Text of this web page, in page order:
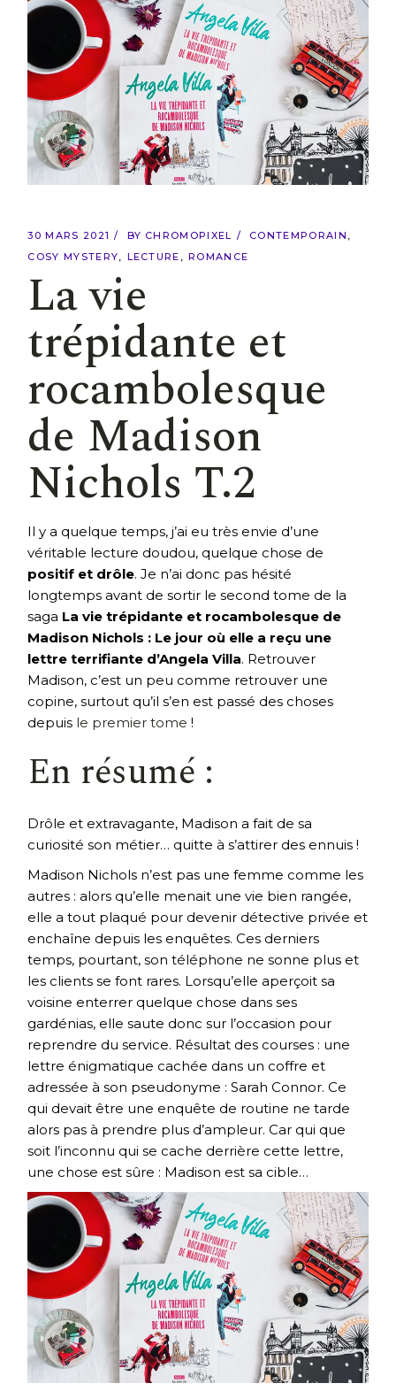
30 MARS 2021 BY CHROMOPIXEL
CONTEMPORAIN
COSY MYSTERY
LECTURE ROMANCE
La vie
trépidante et
rocambolesque
de Madison
Nichols T.2
Il y a quelque temps, j’ai eu très envie d’une
véritable lecture doudou, quelque chose de
positif et drôle. Je n’ai donc pas hésité
longtemps avant de sortir le second tome de la
saga La vie trépidante et rocambolesque de
Madison Nichols : Le jour où elle a reçu une
lettre terrifiante d’Angela Villa. Retrouver
Madison, c’est un peu comme retrouver une
copine, surtout qu’il s’en est passé des choses
depuis le premier tome !
En résumé :
Drôle et extravagante, Madison a fait de sa
curiosité son métier… quitte à s’attirer des ennuis !
Madison Nichols n’est pas une femme comme les
autres : alors qu’elle menait une vie bien rangée,
elle a tout plaqué pour devenir détective privée et
enchaîne depuis les enquêtes. Ces derniers
temps, pourtant, son téléphone ne sonne plus et
les clients se font rares. Lorsqu’elle aperçoit sa
voisine enterrer quelque chose dans ses
gardénias, elle saute donc sur l’occasion pour
reprendre du service. Résultat des courses : une
lettre énigmatique cachée dans un coffre et
adressée à son pseudonyme : Sarah Connor. Ce
qui devait être une enquête de routine ne tarde
alors pas à prendre plus d’ampleur. Car qui que
soit l’inconnu qui se cache derrière cette lettre,
une chose est sûre : Madison est sa cible…